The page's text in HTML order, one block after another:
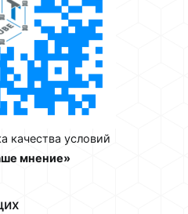
качества условий
мнение»